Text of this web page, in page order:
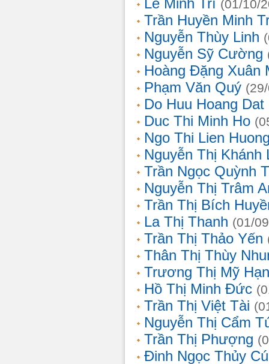
Lê Minh Trí (01/10/
Trần Huyền Minh
Nguyễn Thùy Linh
Nguyễn Sỹ Cường
Hoàng Đặng Xuân
Phạm Văn Quý
Do Huu Hoang Dat
Duc Thi Minh Ho
Ngo Thi Lien
Nguyễn Thị Khánh
Trần Ngọc Quỳnh
Nguyễn Thị Trâm
Trần Thị Bích
La Thị Thanh (01/
Trần Thị Thảo Yến
Thân Thị Thùy
Trương Thị Mỹ
Hồ Thị Minh Đức
Trần Thị Việt Tài
Nguyễn Thị Cẩm
Trần Thị Phượng
Đinh Ngọc Thủy